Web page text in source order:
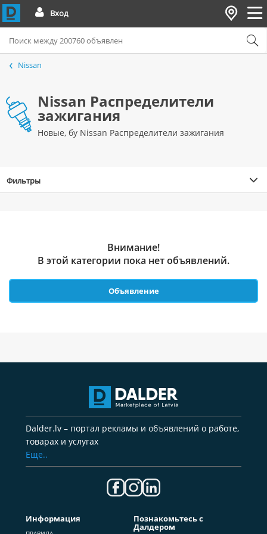
Вход
Nissan
Nissan Распределители
зажигания
Новые, бу Nissan Распределители зажигания
Фильтры
Внимание!
В этой категории пока нет объявлений.
Объявление
Dalder.lv – портал рекламы и объявлений о работе,
товарах и услугах
Еще..
Информация Познакомьтесь с
Далдером